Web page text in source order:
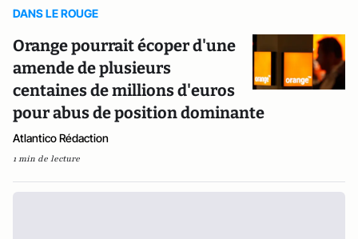
DANS LE ROUGE
Orange pourrait écoper d'une
amende de plusieurs
centaines de millions d'euros
pour abus de position dominante
Atlantico Rédaction
1 min de lecture